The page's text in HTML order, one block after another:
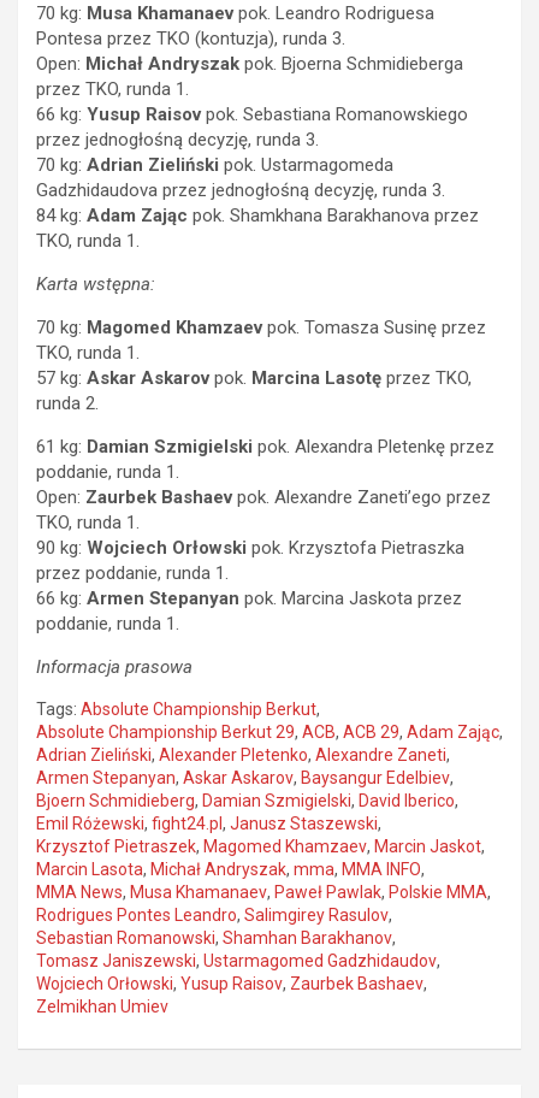
70 kg: Musa Khamanaevpok. Leandro Rodriguesa
Pontesa przez TKO (kontuzja), runda 3.
Open: Michał Andryszak pok. Bjoerna Schmidieberga
przez TKO, runda 1.
66 kg: Yusup Raisovpok. Sebastiana Romanowskiego
przez jednogłośną decyzję, runda 3.
70 kg: Adrian Zieliński pok. Ustarmagomeda
Gadzhidaudova przez jednogłośną decyzję, runda 3.
84 kg: Adam Zając pok. Shamkhana Barakhanova przez
TKO, runda 1.
Karta wstępna:
70 kg: Magomed Khamzaevpok. Tomasza Susinę przez
TKO, runda 1.
57 kg: Askar Askarovpok. Marcina Lasotę przez TKO,
runda 2.
61 kg: Damian Szmigielski pok. Alexandra Pletenkę przez
poddanie, runda 1.
Open: Zaurbek Bashaevpok. Alexandre Zaneti’ego przez
TKO, runda 1.
90 kg: Wojciech Orłowski pok. Krzysztofa Pietraszka
przez poddanie, runda 1.
66 kg: Armen Stepanyan pok. Marcina Jaskota przez
poddanie, runda 1.
Informacja prasowa
Tags: Absolute Championship Berkut,
Absolute Championship Berkut 29, ACB, ACB 29, Adam Zając,
Adrian Zieliński, Alexander Pletenko, Alexandre Zaneti,
Armen Stepanyan, Askar Askarov, Baysangur Edelbiev,
Bjoern Schmidieberg, Damian Szmigielski, David Iberico,
Emil Różewski, fight24.pl , Janusz Staszewski,
Krzysztof Pietraszek, Magomed Khamzaev, Marcin Jaskot,
Marcin Lasota, Michał Andryszak, mma, MMA INFO,
MMA News, Musa Khamanaev, Paweł Pawlak, Polskie MMA,
Rodrigues Pontes Leandro, Salimgirey Rasulov,
Sebastian Romanowski, Shamhan Barakhanov,
Tomasz Janiszewski, Ustarmagomed Gadzhidaudov,
Wojciech Orłowski, Yusup Raisov, Zaurbek Bashaev,
Zelmikhan Umiev